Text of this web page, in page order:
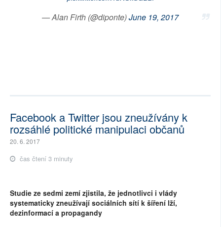
— Alan Firth (@diponte)June 19, 2017
Facebook a Twitter jsou zneužívány k
rozsáhlé politické manipulaci občanů
20. 6. 2017
čas čtení 3 minuty
Studie ze sedmi zemí zjistila, že jednotlivci i vlády
systematicky zneužívají sociálních sítí k šíření lží,
dezinformací a propagandy